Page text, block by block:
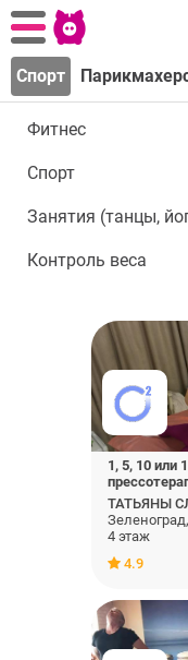
Спорт
Фитнес
Спорт
Занятия (танцы,
Контроль веса
1, 5, 10 или
ТАТЬЯНЫ
4 этаж
4.9